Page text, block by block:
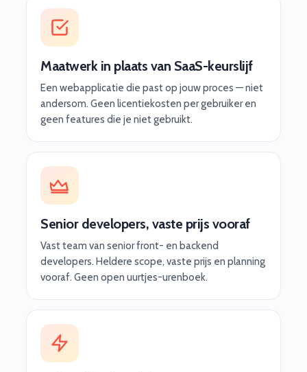
Maatwerk in plaats van SaaS-keurslijf
Een webapplicatie die past op jouw proces — niet
andersom. Geen licentiekosten per gebruiker en
geen features die je niet gebruikt.
Senior developers, vaste prijs vooraf
Vast team van senior front- en backend
developers. Heldere scope, vaste prijs en planning
vooraf. Geen open uurtjes-urenboek.